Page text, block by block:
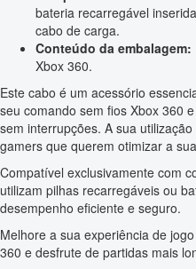
bateria recarregável
cabo de carga.
Conteúdo da embalagem:
Xbox 360.
Este cabo é um acessório
seu comando sem fios Xbox 360
sem interrupções. A sua
gamers que querem otimizar a
Compatível exclusivamente com
utilizam pilhas recarregáveis ou
desempenho eficiente e seguro.
Melhore a sua experiência de
360 e desfrute de partidas mais